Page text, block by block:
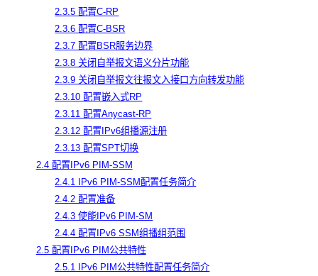
2.3.5 配置C-RP
2.3.6 配置C-BSR
2.3.7 配置BSR服务边界
2.3.8 关闭自举报文语义分片功能
2.3.9 关闭自举报文往报文入接口方向转发功能
2.3.10 配置嵌入式RP
2.3.11 配置Anycast-RP
2.3.12 配置IPv6组播源注册
2.3.13 配置SPT切换
2.4 配置IPv6 PIM-SSM
2.4.1 IPv6 PIM-SSM配置任务简介
2.4.2 配置准备
2.4.3 使能IPv6 PIM-SM
2.4.4 配置IPv6 SSM组播组范围
2.5 配置IPv6 PIM公共特性
2.5.1 IPv6 PIM公共特性配置任务简介